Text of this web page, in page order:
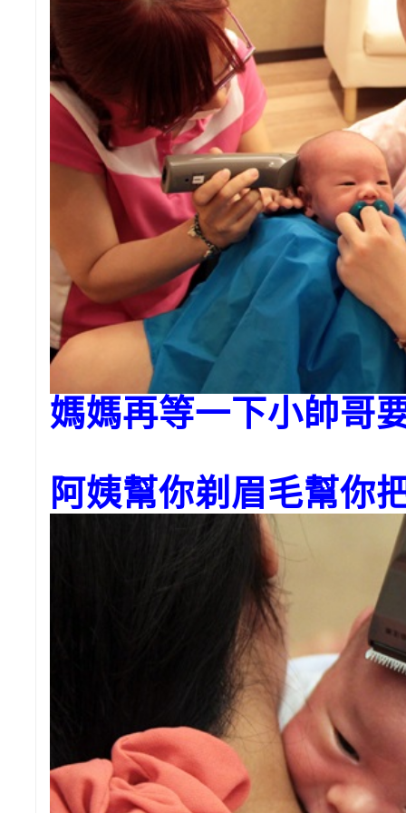
媽媽再等一下小帥哥
阿姨幫你剃眉毛幫你